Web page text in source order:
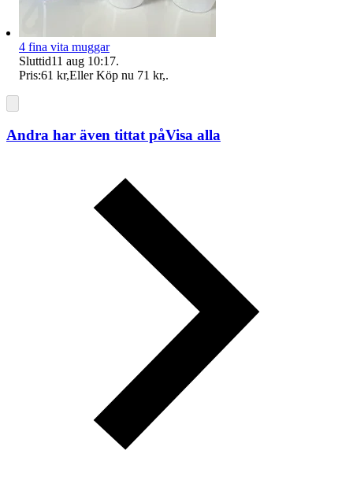
4 fina vita muggar
Sluttid11 aug 10:17.
Pris:61 kr,Eller Köp nu 71 kr,.
Andra har även tittat påVisa alla